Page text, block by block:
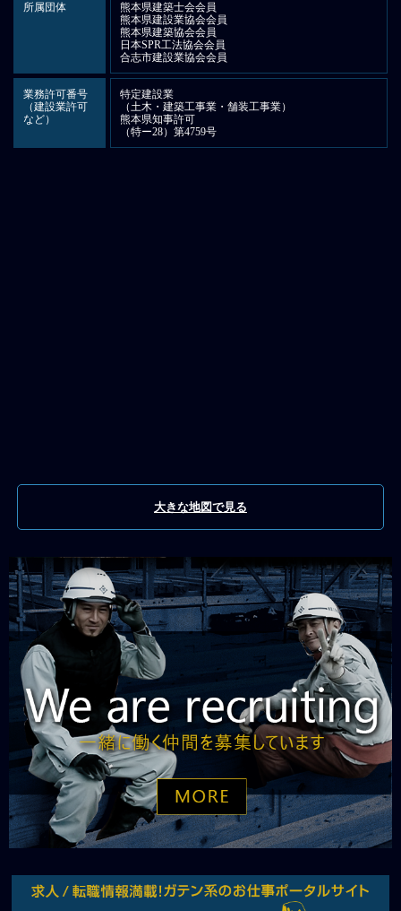
所属団体
熊本県建築士会会員
熊本県建設業協会会員
熊本県建築協会会員
日本SPR工法協会会員
合志市建設業協会会員
業務許可番号
（建設業許可
など）
特定建設業
（土木・建築工事業・舗装工事業）
熊本県知事許可
（特ー28）第4759号
大きな地図で見る